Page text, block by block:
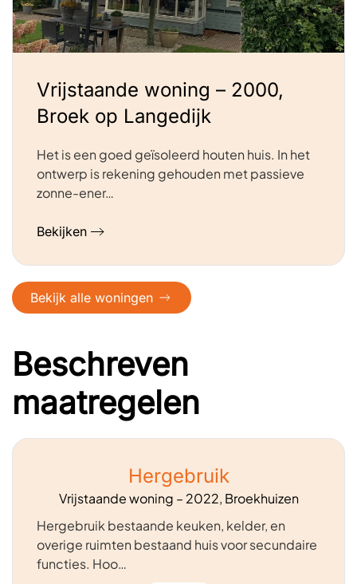
Vrijstaande woning – 2000,
Broek op Langedijk
Het is een goed geïsoleerd houten huis. In het
ontwerp is rekening gehouden met passieve
zonne-ener…
Bekijken
Bekijk alle woningen
Beschreven
maatregelen
Hergebruik
Vrijstaande woning – 2022, Broekhuizen
Hergebruik bestaande keuken, kelder, en
overige ruimten bestaand huis voor secundaire
functies. Hoo…